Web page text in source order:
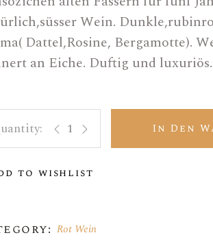
Wein.
Dattel,Rosine, Bergamotte).
an Eiche. Duftig und luxuriös.
Pedro Ximénez quantity
In Den
to wishlist
Rot Wein